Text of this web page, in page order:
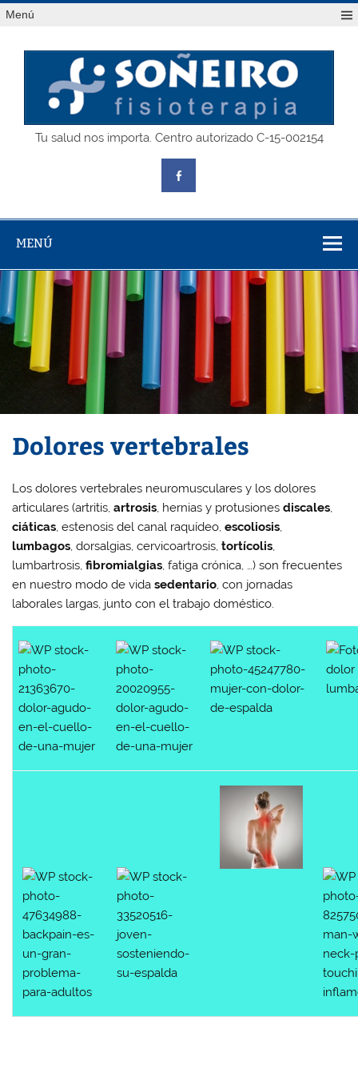
Saltar
alMenú
SOÑEIRO
Tu salud nos importa. Centro autorizado C-15-002154
MENÚ
Dolores vertebrales
Los dolores vertebrales neuromuscularesy losdolores
articulares (artritis,artrosis, hernias y protusionesdiscales,
ciáticas, estenosis del canal raquídeo,escoliosis,
lumbagos, dorsalgias, cervicoartrosis,tortícolis,
lumbartrosis,fibromialgias, fatiga crónica, …) son frecuentes
en nuestro modo de vidasedentario, con jornadas
laborales largas, junto con el trabajo doméstico.